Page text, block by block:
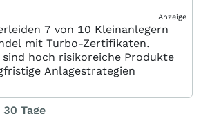
Anzeige
7 von 10 Kleinanlegern
mit Turbo-Zertifikaten.
hoch risikoreiche Produkte
Anlagestrategien
30 Tage